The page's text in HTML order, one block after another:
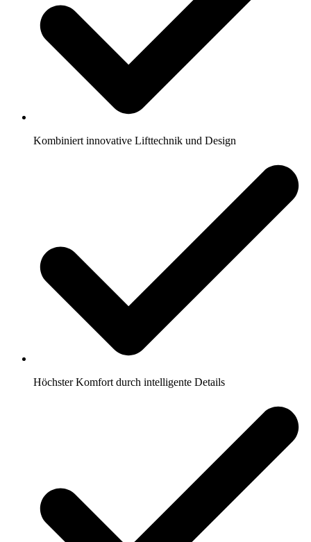
Kombiniert innovative Lifttechnik und Design
Höchster Komfort durch intelligente Details